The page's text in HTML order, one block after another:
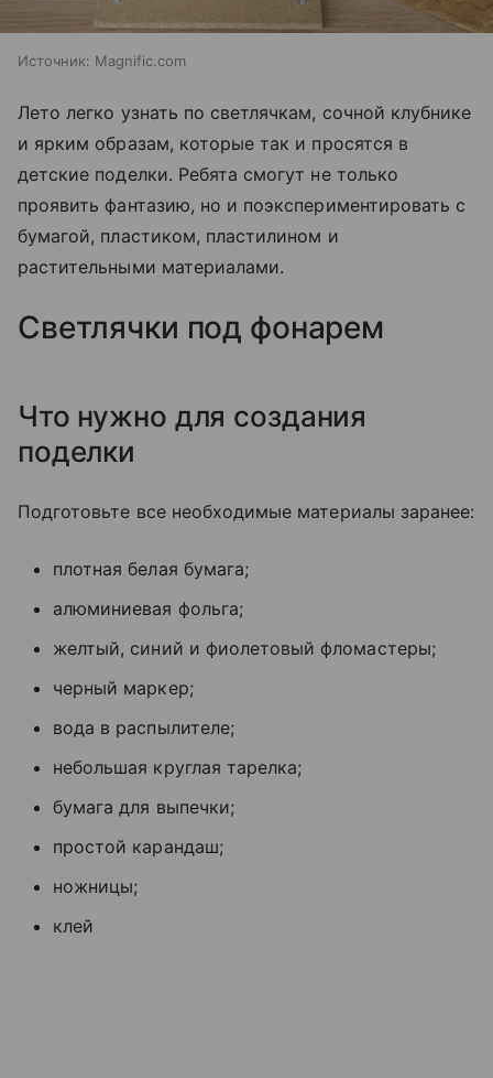
Источник: Magnific.com
Лето легко узнать по светлячкам, сочной клубнике
и ярким образам, которые так и просятся в
детские поделки. Ребята смогут не только
проявить фантазию, но и поэкспериментировать с
бумагой, пластиком, пластилином и
растительными материалами.
Светлячки под фонарем
Что нужно для создания
поделки
Подготовьте все необходимые материалы заранее:
плотная белая бумага;
алюминиевая фольга;
желтый, синий и фиолетовый фломастеры;
черный маркер;
вода в распылителе;
небольшая круглая тарелка;
бумага для выпечки;
простой карандаш;
ножницы;
клей